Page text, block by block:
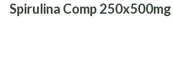
Spirulina Comp